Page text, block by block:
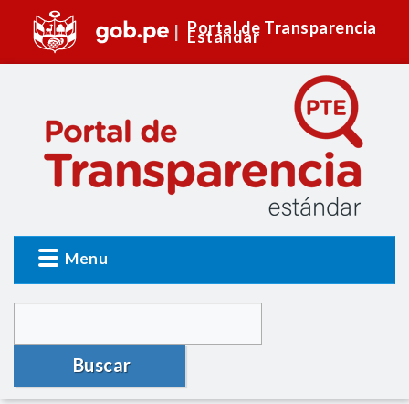
Portal de Transparencia
Estándar
Menu
Buscar